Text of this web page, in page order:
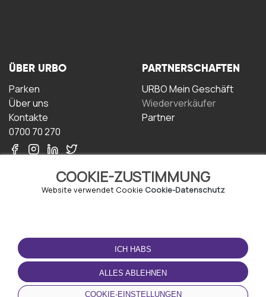
COOKIE-ZUSTIMMUNG
Website verwendet Cookie Cookie-Datenschutz
ICH HABS
ALLES ABLEHNEN
COOKIE-EINSTELLUNGEN
ÜBER URBO
Parken
Über uns
Kontakte
0700 70 270
PARTNERSCHAFTEN
URBO Mein Geschäft
Wiederverkäufer
Partner
NUTZUNGSBEDINGUNGEN
Geschäftsbedingungen
Datenschutz-
Bestimmungen
Cookie-Richtlinie
LADEN SIE DIE APP
HERUNTER